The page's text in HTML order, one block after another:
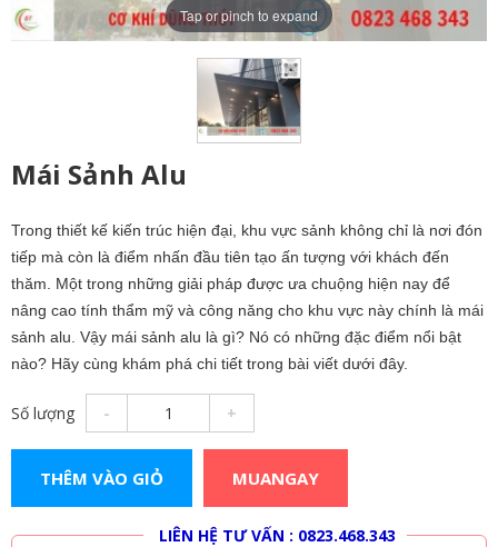
Tap or pinch to expand
Mái Sảnh Alu
Trong thiết kế kiến trúc hiện đại, khu vực sảnh không chỉ là nơi đón
tiếp mà còn là điểm nhấn đầu tiên tạo ấn tượng với khách đến
thăm. Một trong những giải pháp được ưa chuộng hiện nay để
nâng cao tính thẩm mỹ và công năng cho khu vực này chính là mái
sảnh alu. Vậy mái sảnh alu là gì? Nó có những đặc điểm nổi bật
nào? Hãy cùng khám phá chi tiết trong bài viết dưới đây.
Số lượng - +
THÊM VÀO GIỎ MUANGAY
LIÊN HỆ MUA HÀNG
LIÊN HỆ TƯ VẤN : 0823.468.343